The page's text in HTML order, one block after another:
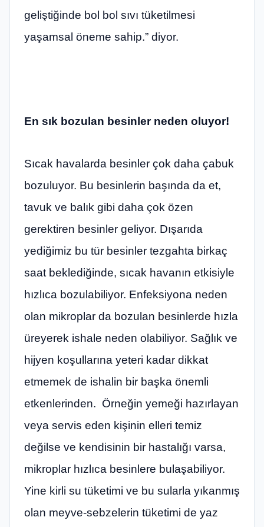
geliştiğinde bol bol sıvı tüketilmesi
yaşamsal öneme sahip.” diyor.
En sık bozulan besinler neden oluyor!
Sıcak havalarda besinler çok daha çabuk
bozuluyor. Bu besinlerin başında da et,
tavuk ve balık gibi daha çok özen
gerektiren besinler geliyor. Dışarıda
yediğimiz bu tür besinler tezgahta birkaç
saat beklediğinde, sıcak havanın etkisiyle
hızlıca bozulabiliyor. Enfeksiyona neden
olan mikroplar da bozulan besinlerde hızla
üreyerek ishale neden olabiliyor. Sağlık ve
hijyen koşullarına yeteri kadar dikkat
etmemek de ishalin bir başka önemli
etkenlerinden. Örneğin yemeği hazırlayan
veya servis eden kişinin elleri temiz
değilse ve kendisinin bir hastalığı varsa,
mikroplar hızlıca besinlere bulaşabiliyor.
Yine kirli su tüketimi ve bu sularla yıkanmış
olan meyve-sebzelerin tüketimi de yaz